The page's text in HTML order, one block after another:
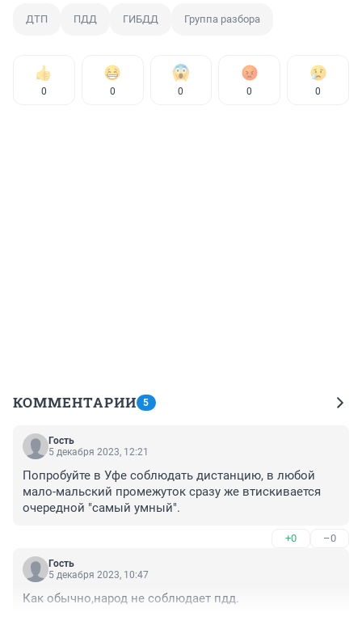
ДТП ПДД ГИБДД Группа разбора
0 0 0 0 0
КОММЕНТАРИИ 5
Гость
5 декабря 2023, 12:21
Попробуйте в Уфе соблюдать дистанцию, в любой
мало-мальский промежуток сразу же втискивается
очередной "самый умный".
+0 –0
Гость
5 декабря 2023, 10:47
Как обычно,народ не соблюдает пдд.